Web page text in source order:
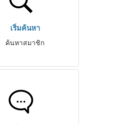
เริ่มค้นหา
ค้นหาสมาชิก